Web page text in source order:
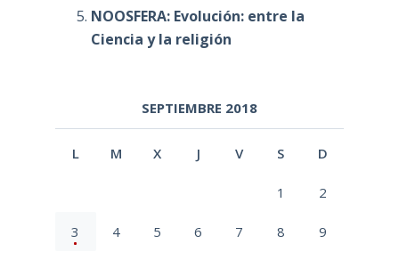
NOOSFERA: Evolución: entre la
Ciencia y la religión
SEPTIEMBRE 2018
L M X J V S D
1 2
3 4 5 6 7 8 9